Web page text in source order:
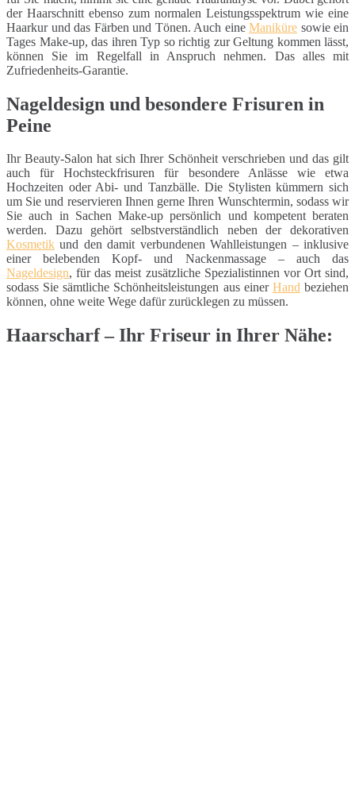
der Haarschnitt ebenso zum normalen Leistungsspektrum wie eine
Haarkur und das Färben und Tönen. Auch eine Maniküre sowie ein
Tages Make-up, das ihren Typ so richtig zur Geltung kommen lässt,
können Sie im Regelfall in Anspruch nehmen. Das alles mit
Zufriedenheits-Garantie.
Nageldesign und besondere Frisuren in
Peine
Ihr Beauty-Salon hat sich Ihrer Schönheit verschrieben und das gilt
auch für Hochsteckfrisuren für besondere Anlässe wie etwa
Hochzeiten oder Abi- und Tanzbälle. Die Stylisten kümmern sich
um Sie und reservieren Ihnen gerne Ihren Wunschtermin, sodass wir
Sie auch in Sachen Make-up persönlich und kompetent beraten
werden. Dazu gehört selbstverständlich neben der dekorativen
Kosmetik und den damit verbundenen Wahlleistungen – inklusive
einer belebenden Kopf- und Nackenmassage – auch das
Nageldesign, für das meist zusätzliche Spezialistinnen vor Ort sind,
sodass Sie sämtliche Schönheitsleistungen aus einer Handbeziehen
können, ohne weite Wege dafür zurücklegen zu müssen.
Haarscharf – Ihr Friseur in Ihrer Nähe: